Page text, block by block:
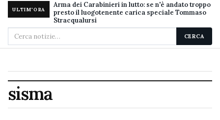
ULTIM'ORA
Arma dei Carabinieri in lutto: se n'è andato troppo
presto il luogotenente carica speciale Tommaso
Stracqualursi
Cerca
nel
CERCA
sisma